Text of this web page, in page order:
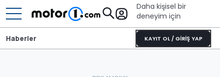
Daha kişisel bir
deneyim için
KAYIT OL / GİRİŞ YAP
Haberler